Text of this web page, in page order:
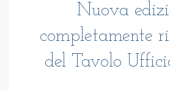
Nuova
completamente
del Tavolo